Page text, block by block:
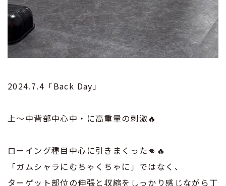
2024.7.4「Back Day」
上〜中背部中心中・に高重量の刺激🔥
ローイング種目中心に引きまくった👊🔥
「ガムシャラにむちゃくちゃに」ではなく、
ターゲット部位の伸張と収縮をしっかり感じながら丁